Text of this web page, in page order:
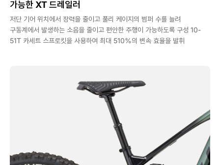
가능한 XT 드레일러
저단 기어 위치에서 장력을 줄이고 풀리 케이지의 범퍼 수를 늘려
구동계에서 발생하는 소음을 줄이고 편안한 주행이 가능하도록 구성 10-
51T 카세트 스프로킷을 사용하여 최대 510%의 변속 효율을 발휘